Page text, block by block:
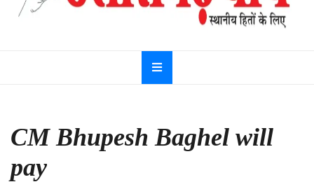
Dainik
Chhattisgarh
watch
CM Bhupesh Baghel will
pay